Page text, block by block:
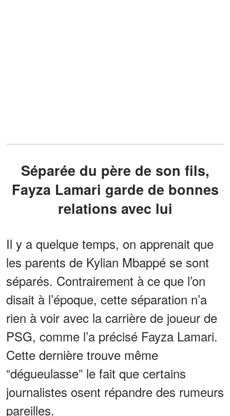
Séparée du père de son fils,
Fayza Lamari garde de bonnes
relations avec lui
Il y a quelque temps, on apprenait que
les parents de Kylian Mbappé se sont
séparés. Contrairement à ce que l’on
disait à l’époque, cette séparation n’a
rien à voir avec la carrière de joueur de
PSG, comme l’a précisé Fayza Lamari.
Cette dernière trouve même
“dégueulasse” le fait que certains
journalistes osent répandre des rumeurs
pareilles.